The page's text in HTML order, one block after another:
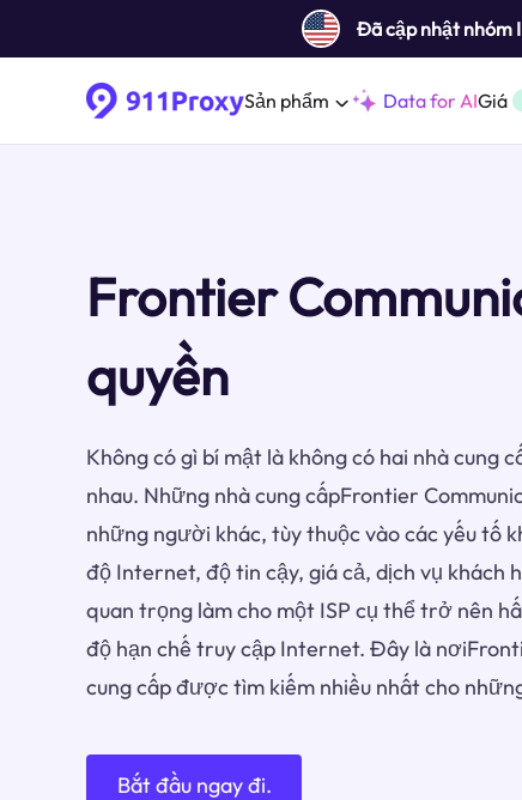
Đã cập nhật nhóm
Sản phẩm Data for AIGiá
Frontier
quyền
Không có gì bí mật là không có hai nhà cung
nhau. Những nhà cung cấpFrontier
những người khác, tùy thuộc vào các yếu tố
độ Internet, độ tin cậy, giá cả, dịch vụ khách
quan trọng làm cho một ISP cụ thể trở nên
độ hạn chế truy cập Internet. Đây là
cung cấp được tìm kiếm nhiều nhất cho
Bắt đầu ngay đi.